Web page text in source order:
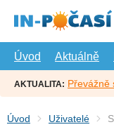
hlavní
Úvod
Aktuálně
AKTUALITA: Převážně
Úvod Uživatelé